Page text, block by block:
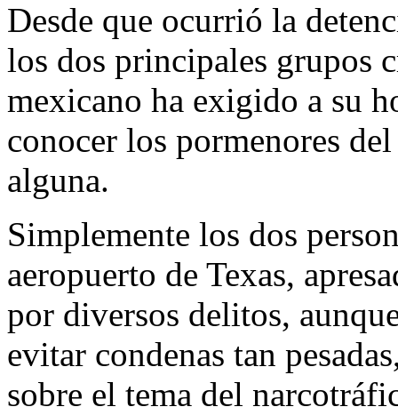
Desde que ocurrió la
los dos principales grupos
mexicano ha exigido a su
conocer los pormenores
alguna.
Simplemente los dos
aeropuerto de Texas,
por diversos delitos,
evitar condenas tan
sobre el tema del